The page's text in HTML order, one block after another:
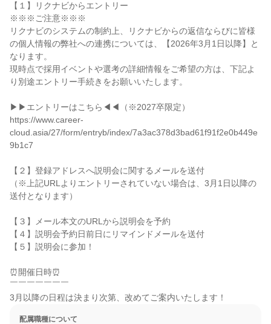
【１】リクナビからエントリー
※※※ご注意※※※
リクナビのシステムの制約上、リクナビからの返信ならびに皆様
の個人情報の弊社への連携については、【2026年3月1日以降】と
なります。
現時点で採用イベントや選考の詳細情報をご希望の方は、下記よ
り別途エントリー手続きをお願いいたします。
▶▶エントリーはこちら◀◀（※2027卒限定）
https://www.career-
cloud.asia/27/form/entryb/index/7a3ac378d3bad61f91f2e0b449e
9b1c7
【２】登録アドレスへ説明会に関するメールを送付
（※上記URLよりエントリーされていない場合は、3月1日以降の
送付となります）
【３】メール本文のURLから説明会を予約
【４】説明会予約日前日にリマインドメールを送付
【５】説明会に参加！
⏰開催日時⏰
￣￣￣￣￣￣￣
3月以降の日程は決まり次第、改めてご案内いたします！
配属職種について